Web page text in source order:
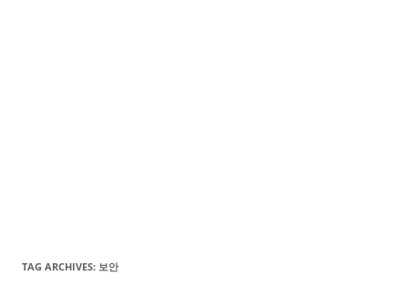
TAG ARCHIVES: 보안